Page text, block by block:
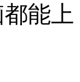
能上